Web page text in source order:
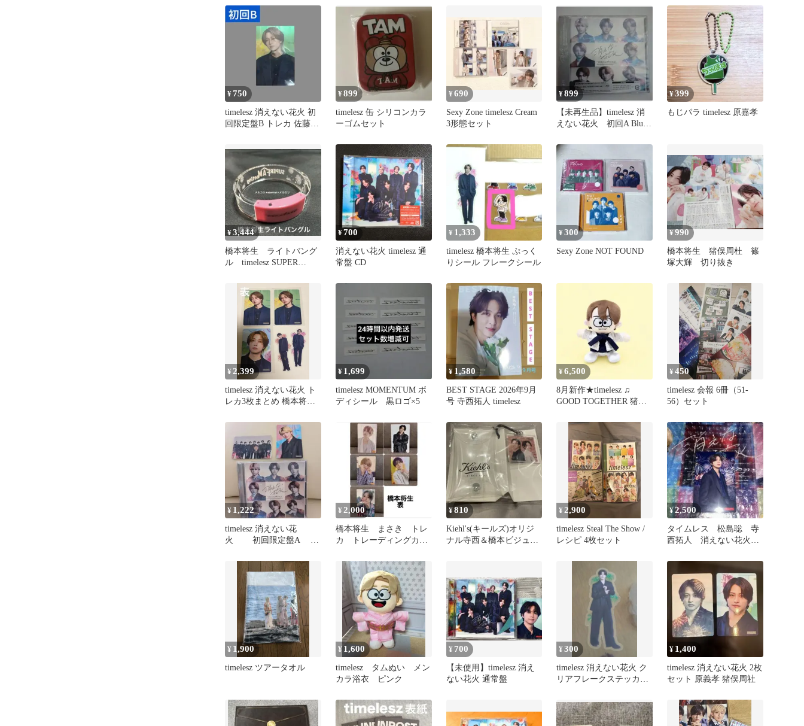
¥750
timelesz 消えない花火 初
回限定盤B トレカ 佐藤勝
¥899
timelesz 缶 シリコンカラ
ーゴムセット
¥690
Sexy Zone timelesz Cream
3形態セット
¥899
【未再生品】timelesz 消
えない花火 初回A Blu-
¥399
もじパラ timelesz 原嘉孝
¥3,444
橋本将生 ライトバング
ル timelesz SUPER
¥700
消えない花火 timelesz 通
常盤 CD
¥ 1,333
timelesz 橋本将生 ぷっく
りシール フレークシール
¥300
Sexy Zone NOT FOUND
¥990
橋本将生 猪俣周杜 篠
塚大輝 切り抜き
¥ 2,399
timelesz 消えない花火 ト
レカ3枚まとめ 橋本将生
¥ 1,699
timelesz MOMENTUM ボ
ディシール 黒ロゴ×5
¥ 1,580
BEST STAGE 2026年9月
号 寺西拓人 timelesz
¥6,500
8月新作★timelesz ♫
GOOD TOGETHER 猪俣
¥450
timelesz 会報 6冊（51-
56）セット
¥ 1,222
timelesz 消えない花
火 初回限定盤A
¥ 2,000
橋本将生 まさき トレ
カ トレーディングカー
¥810
Kiehl's(キールズ)オリジ
ナル寺西＆橋本ビジュア
¥ 2,900
timelesz Steal The Show /
レシピ 4枚セット
¥2,500
タイムレス 松島聡 寺
西拓人 消えない花火
¥ 1,900
timelesz ツアータオル
¥ 1,600
timelesz タムぬい メン
カラ浴衣 ピンク
¥ 700
【未使用】timelesz 消え
ない花火 通常盤
¥300
timelesz 消えない花火 ク
リアフレークステッカー
¥ 1,400
timelesz 消えない花火 2枚
セット 原義孝 猪俣周社